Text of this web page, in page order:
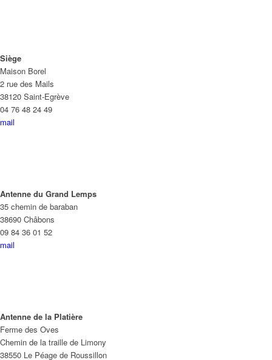
Siège
Maison Borel
2 rue des Mails
38120 Saint-Egrève
04 76 48 24 49
mail
Antenne du Grand Lemps
35 chemin de baraban
38690 Châbons
09 84 36 01 52
mail
Antenne de la Platière
Ferme des Oves
Chemin de la traille de Limony
38550 Le Péage de Roussillon